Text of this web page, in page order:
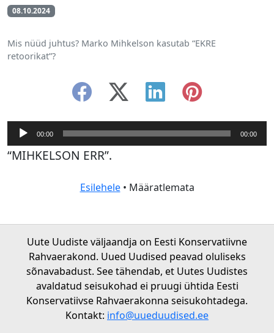
08.10.2024
Mis nüüd juhtus? Marko Mihkelson kasutab “EKRE
retoorikat”?
Audioesitaja
00:00 00:00
“MIHKELSON ERR”.
Esilehele• Määratlemata
Uute Uudiste väljaandja on Eesti Konservatiivne
Rahvaerakond. Uued Uudised peavad oluliseks
sõnavabadust. See tähendab, et Uutes Uudistes
avaldatud seisukohad ei pruugi ühtida Eesti
Konservatiivse Rahvaerakonna seisukohtadega.
Kontakt: info@uueduudised.ee